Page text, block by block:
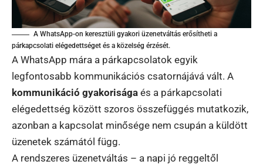
A WhatsApp-on keresztüli gyakori üzenetváltás erősítheti a
párkapcsolati elégedettséget és a közelség érzését.
A WhatsApp mára a párkapcsolatok egyik
legfontosabb kommunikációs csatornájává vált. A
kommunikáció gyakorisága és a párkapcsolati
elégedettség között szoros összefüggés mutatkozik,
azonban a kapcsolat minősége nem csupán a küldött
üzenetek számától függ.
A rendszeres üzenetváltás – a napi jó reggeltől